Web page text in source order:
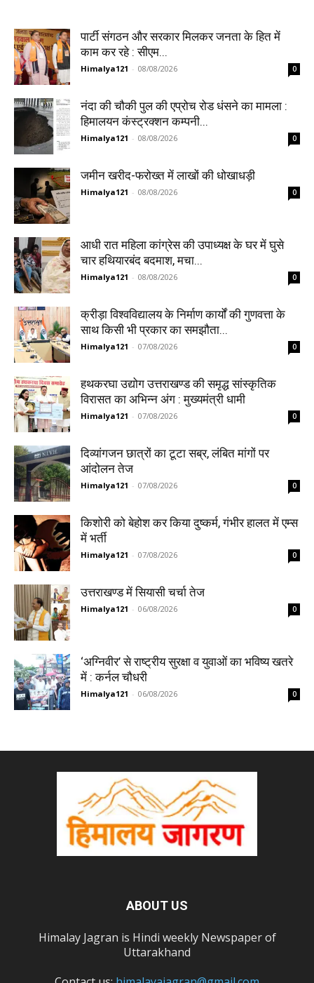
पार्टी संगठन और सरकार मिलकर जनता के हित में
काम कर रहे : सीएम...
Himalya121 - 08/08/2026 0
नंदा की चौकी पुल की एप्रोच रोड धंसने का मामला :
हिमालयन कंस्ट्रक्शन कम्पनी...
Himalya121 - 08/08/2026 0
जमीन खरीद-फरोख्त में लाखों की धोखाधड़ी
Himalya121 - 08/08/2026 0
आधी रात महिला कांग्रेस की उपाध्यक्ष के घर में घुसे
चार हथियारबंद बदमाश, मचा...
Himalya121 - 08/08/2026 0
क्रीड़ा विश्वविद्यालय के निर्माण कार्यों की गुणवत्ता के
साथ किसी भी प्रकार का समझौता...
Himalya121 - 07/08/2026 0
हथकरघा उद्योग उत्तराखण्ड की समृद्ध सांस्कृतिक
विरासत का अभिन्न अंग : मुख्यमंत्री धामी
Himalya121 - 07/08/2026 0
दिव्यांगजन छात्रों का टूटा सब्र, लंबित मांगों पर
आंदोलन तेज
Himalya121 - 07/08/2026 0
किशोरी को बेहोश कर किया दुष्कर्म, गंभीर हालत में एम्स
में भर्ती
Himalya121 - 07/08/2026 0
उत्तराखण्ड में सियासी चर्चा तेज
Himalya121 - 06/08/2026 0
‘अग्निवीर’ से राष्ट्रीय सुरक्षा व युवाओं का भविष्य खतरे
में : कर्नल चौधरी
Himalya121 - 06/08/2026 0
ABOUT US
Himalay Jagran is Hindi weekly Newspaper of
Uttarakhand